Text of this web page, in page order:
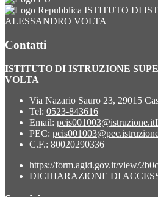
ISTITUTO DI
ALESSANDRO VOLTA
Contatti
ISTITUTO DI ISTRUZIONE
VOLTA
Via Nazario Sauro 23, 29015
Tel: 0523-843616
Email: pcis001003@istruzione.it
PEC:
C.F.: 80020290336
https://form.agid.gov.it/view/
DICHIARAZIONE DI